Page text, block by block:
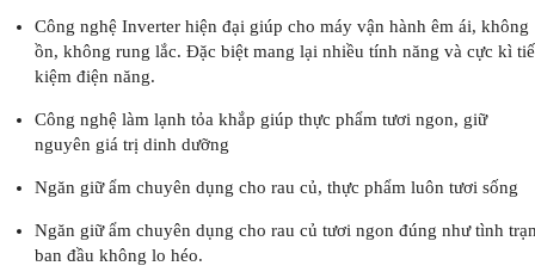
Công nghệ Inverter hiện đại giúp cho máy vận hành êm ái, không
ồn, không rung lắc. Đặc biệt mang lại nhiều tính năng và cực kì
kiệm điện năng.
Công nghệ làm lạnh tỏa khắp giúp thực phẩm tươi ngon, giữ
nguyên giá trị dinh dưỡng
Ngăn giữ ẩm chuyên dụng cho rau củ, thực phẩm luôn tươi sống
Ngăn giữ ẩm chuyên dụng cho rau củ tươi ngon đúng như tình
ban đầu không lo héo.